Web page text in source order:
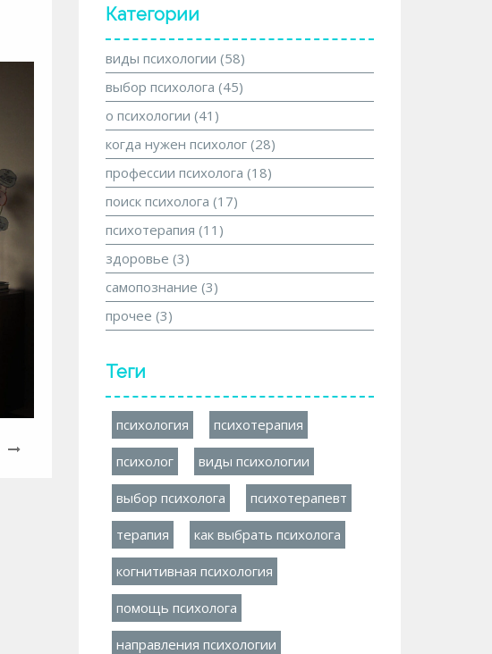
Категории
виды психологии (58)
выбор психолога (45)
о психологии (41)
когда нужен психолог (28)
профессии психолога (18)
поиск психолога (17)
психотерапия (11)
здоровье (3)
самопознание (3)
прочее (3)
Теги
психология психотерапия
психолог виды психологии
выбор психолога психотерапевт
терапия как выбрать психолога
когнитивная психология
помощь психолога
направления психологии